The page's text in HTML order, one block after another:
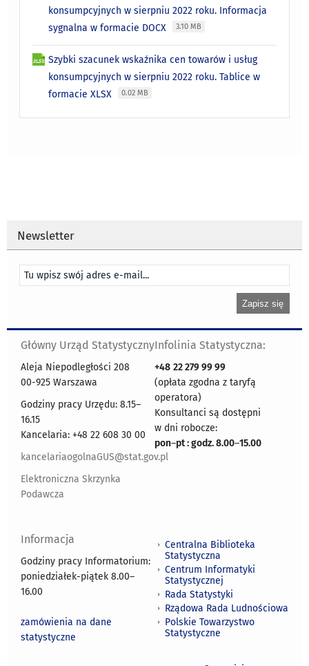
konsumpcyjnych w sierpniu 2022 roku. Informacja
sygnalna w formacie DOCX
3.10 MB
Szybki szacunek wskaźnika cen towarów i usług
konsumpcyjnych w sierpniu 2022 roku. Tablice w
formacie XLSX
0.02 MB
Newsletter
Główny Urząd Statystyczny
Aleja Niepodległości 208
00-925 Warszawa
Godziny pracy Urzędu: 8.15–
16.15
Kancelaria: +48 22 608 30 00
kancelariaogolnaGUS@stat.gov.pl
Elektroniczna Skrzynka
Podawcza
Infolinia Statystyczna:
+48 22 279 99 99
(opłata zgodna z taryfą
operatora)
Konsultanci są dostępni
w dni robocze:
pon–pt : godz. 8.00–15.00
Informacja
Godziny pracy Informatorium:
poniedziałek-piątek 8.00–
16.00
zamówienia na dane
statystyczne
Centralna Biblioteka
Statystyczna
Centrum Informatyki
Statystycznej
Rada Statystyki
Rządowa Rada Ludnościowa
Polskie Towarzystwo
Statystyczne